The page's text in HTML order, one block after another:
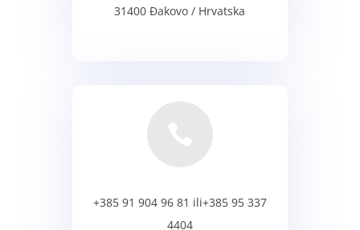
31400 Đakovo / Hrvatska
+385 91 904 96 81 ili+385 95 337
4404